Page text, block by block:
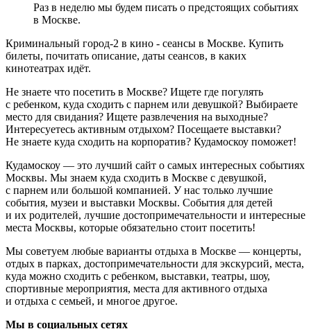
Раз в неделю мы будем писать о предстоящих событиях
в Москве.
Криминальный город-2 в кино - сеансы в Москве. Купить
билеты, почитать описание, даты сеансов, в каких
кинотеатрах идёт.
Не знаете что посетить в Москве? Ищете где погулять
с ребенком, куда сходить с парнем или девушкой? Выбираете
место для свидания? Ищете развлечения на выходные?
Интересуетесь активным отдыхом? Посещаете выставки?
Не знаете куда сходить на корпоратив? Кудамоскоу поможет!
Кудамоскоу — это лучший сайт о самых интересных событиях
Москвы. Мы знаем куда сходить в Москве с девушкой,
с парнем или большой компанией. У нас только лучшие
события, музеи и выставки Москвы. События для детей
и их родителей, лучшие достопримечательности и интересные
места Москвы, которые обязательно стоит посетить!
Мы советуем любые варианты отдыха в Москве — концерты,
отдых в парках, достопримечательности для экскурсий, места,
куда можно сходить с ребенком, выставки, театры, шоу,
спортивные мероприятия, места для активного отдыха
и отдыха с семьей, и многое другое.
Мы в социальных сетях